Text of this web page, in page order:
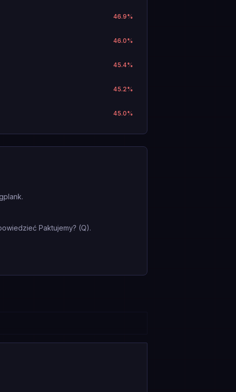
46.9%
46.0%
45.4%
45.2%
45.0%
Paktujemy? (Q).